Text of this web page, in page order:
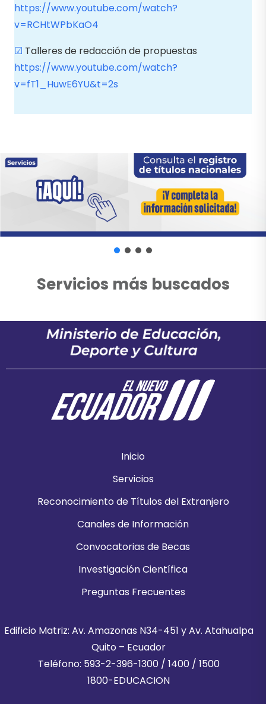
https://www.youtube.com/watch?
v=RCHtWPbKaO4
☑ Talleres de redacción de propuestas
https://www.youtube.com/watch?
v=fT1_HuwE6YU&t=2s
Servicios más buscados
Inicio
Servicios
Reconocimiento de Títulos del Extranjero
Canales de Información
Convocatorias de Becas
Investigación Científica
Preguntas Frecuentes
Edificio Matriz: Av. Amazonas N34-451 y Av. Atahualpa
Quito – Ecuador
Teléfono: 593-2-396-1300 / 1400 / 1500
1800-EDUCACION